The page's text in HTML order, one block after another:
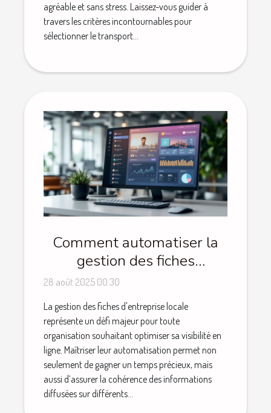
agréable et sans stress. Laissez-vous guider à
travers les critères incontournables pour
sélectionner le transport...
Comment automatiser la
gestion des fiches
d'entreprise locale ?
28 août 2025 00:30
La gestion des fiches d'entreprise locale
représente un défi majeur pour toute
organisation souhaitant optimiser sa visibilité en
ligne. Maîtriser leur automatisation permet non
seulement de gagner un temps précieux, mais
aussi d’assurer la cohérence des informations
diffusées sur différents...